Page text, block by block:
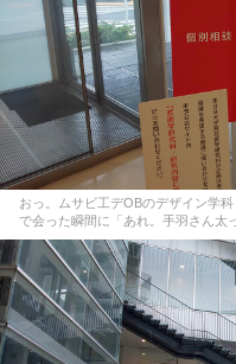
おっ。ムサビ工デOBのデザイン学
で会った瞬間に「あれ。手羽さん太